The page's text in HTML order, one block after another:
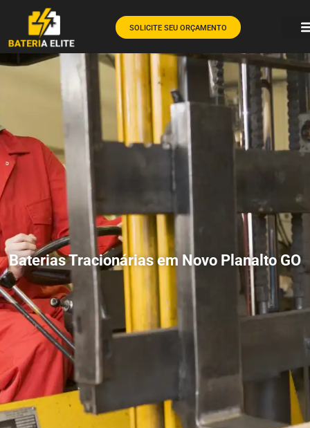
SOLICITE SEU ORÇAMENTO
Baterias Tracionárias em Novo Planalto GO